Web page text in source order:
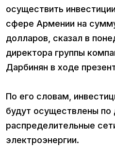
осуществить
сфере Армении на
долларов, сказал в
директора группы
Дарбинян в ходе
По его словам,
будут осуществлены по
распределительные
электроэнергии.